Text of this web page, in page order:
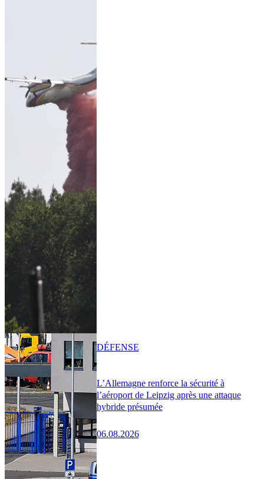
L’Allemagne renforce la sécurité à
l’aéroport de Leipzig après une attaque
hybride présumée
06.08.2026
DÉFENSE